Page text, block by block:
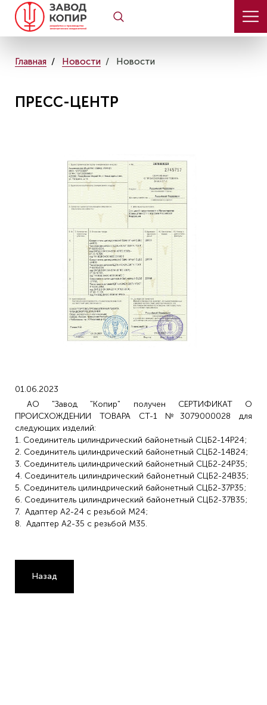
Главная Новости Новости
ПРЕСС-ЦЕНТР
01.06.2023
АО "Завод "Копир" получен СЕРТИФИКАТ О
ПРОИСХОЖДЕНИИ ТОВАРА СТ-1 №3079000028 для
следующих изделий:
1. Соединитель цилиндрический байонетный СЦБ2-14Р24;
2. Соединитель цилиндрический байонетный СЦБ2-14В24;
3. Соединитель цилиндрический байонетный СЦБ2-24Р35;
4. Соединитель цилиндрический байонетный СЦБ2-24В35;
5. Соединитель цилиндрический байонетный СЦБ2-37Р35;
6. Соединитель цилиндрический байонетный СЦБ2-37В35;
7. Адаптер А2-24 с резьбой М24;
8. Адаптер А2-35 с резьбой М35.
Назад